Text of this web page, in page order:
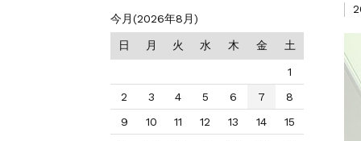
今月(2026年8月)
日 月 火 水 木 金 土
1
2
3 4 5 6 7
8
9
10 11 12 13 14
15